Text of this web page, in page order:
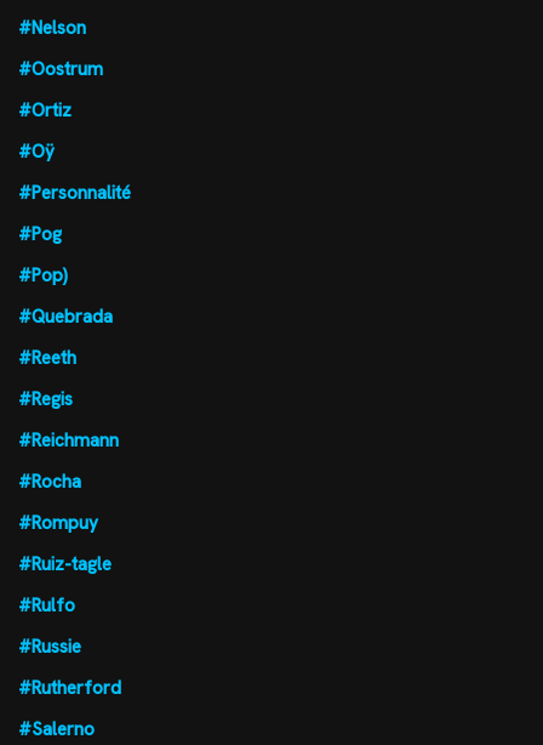
#Nelson
#Oostrum
#Ortiz
#Oÿ
#Personnalité
#Pog
#Pop)
#Quebrada
#Reeth
#Regis
#Reichmann
#Rocha
#Rompuy
#Ruiz-tagle
#Rulfo
#Russie
#Rutherford
#Salerno